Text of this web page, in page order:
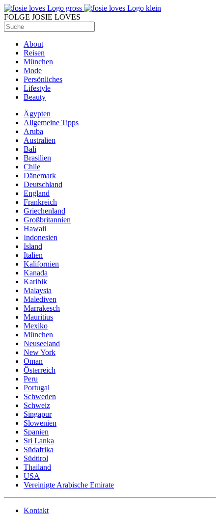
FOLGE JOSIE LOVES
About
Reisen
München
Mode
Persönliches
Lifestyle
Beauty
Ägypten
Allgemeine Tipps
Aruba
Australien
Bali
Brasilien
Chile
Dänemark
Deutschland
England
Frankreich
Griechenland
Großbritannien
Hawaii
Indonesien
Island
Italien
Kalifornien
Kanada
Karibik
Malaysia
Malediven
Marrakesch
Mauritius
Mexiko
München
Neuseeland
New York
Oman
Österreich
Peru
Portugal
Schweden
Schweiz
Singapur
Slowenien
Spanien
Sri Lanka
Südafrika
Südtirol
Thailand
USA
Vereinigte Arabische Emirate
Kontakt